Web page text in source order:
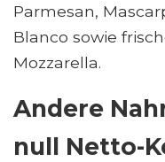
Parmesan,
Blanco sowie
Mozzarella.
Andere
null Netto-